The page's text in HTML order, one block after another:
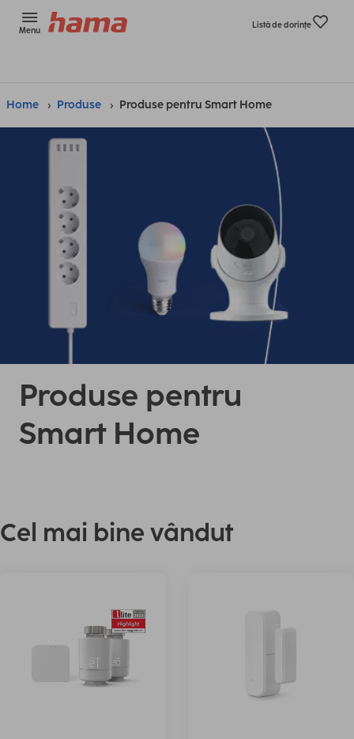
Menu
Listă de dorinţe
Home Produse Produse pentru Smart Home
Produse pentru
Smart Home
Cel mai bine vândut